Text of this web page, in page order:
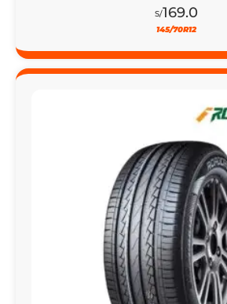
S/169.0
145/70R12